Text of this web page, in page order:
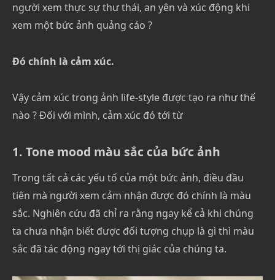
người xem thực sự thư thái, an yên và xúc động khi
xem một bức ảnh quảng cáo ?
Đó chính là cảm xúc.
Vậy cảm xúc trong ảnh life-style được tạo ra như thế
nào ? Đối với mình, cảm xúc đó tới từ
1. Tone mood màu sắc của bức ảnh
Trong tất cả các yếu tố của một bức ảnh, điều đầu
tiên mà người xem cảm nhận được đó chính là màu
sắc. Nghiên cứu đã chỉ ra rằng ngay kể cả khi chúng
ta chưa nhận biết được đối tượng chụp là gì thì màu
sắc đã tác động ngay tới thị giác của chúng ta.